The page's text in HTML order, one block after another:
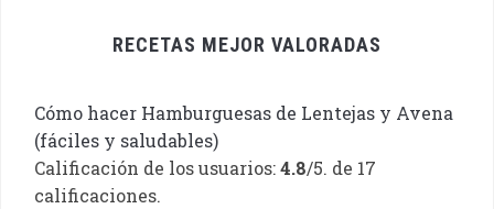
RECETAS MEJOR VALORADAS
Cómo hacer Hamburguesas de Lentejas y Avena
(fáciles y saludables)
Calificación de los usuarios:4.8/5. de 17
calificaciones.